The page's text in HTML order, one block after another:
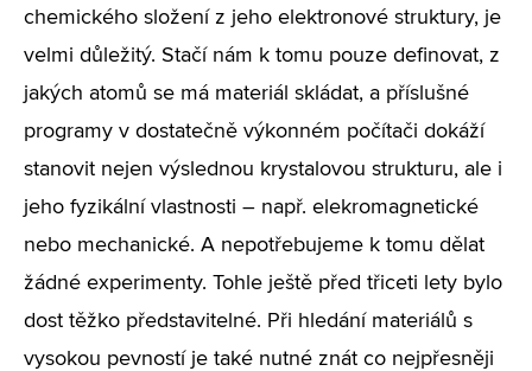
chemického složení z jeho elektronové struktury, je
velmi důležitý. Stačí nám k tomu pouze definovat, z
jakých atomů se má materiál skládat, a příslušné
programy v dostatečně výkonném počítači dokáží
stanovit nejen výslednou krystalovou strukturu, ale i
jeho fyzikální vlastnosti – např. elekromagnetické
nebo mechanické. A nepotřebujeme k tomu dělat
žádné experimenty. Tohle ještě před třiceti lety bylo
dost těžko představitelné. Při hledání materiálů s
vysokou pevností je také nutné znát co nejpřesněji